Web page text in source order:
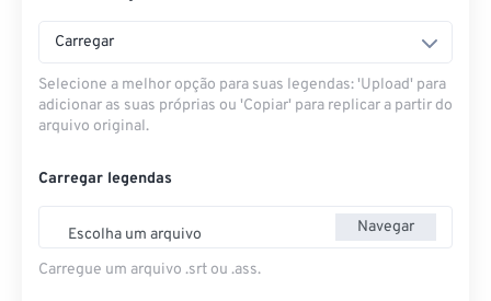
Carregar
Selecione a melhor opção para suas legendas: 'Upload' para
adicionar as suas próprias ou 'Copiar' para replicar a partir do
arquivo original.
Carregar legendas
Escolha um arquivo Navegar
Carregue um arquivo .srt ou .ass.